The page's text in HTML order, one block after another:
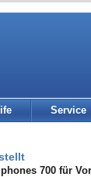
Service
700 für